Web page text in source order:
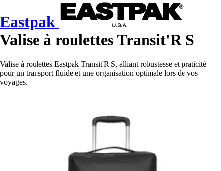
Eastpak
Valise à roulettes Transit'R S
Valise à roulettes Eastpak Transit'R S, alliant robustesse et praticité
pour un transport fluide et une organisation optimale lors de vos
voyages.